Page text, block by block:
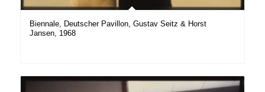
Biennale, Deutscher Pavillon, Gustav Seitz & Horst
Jansen, 1968